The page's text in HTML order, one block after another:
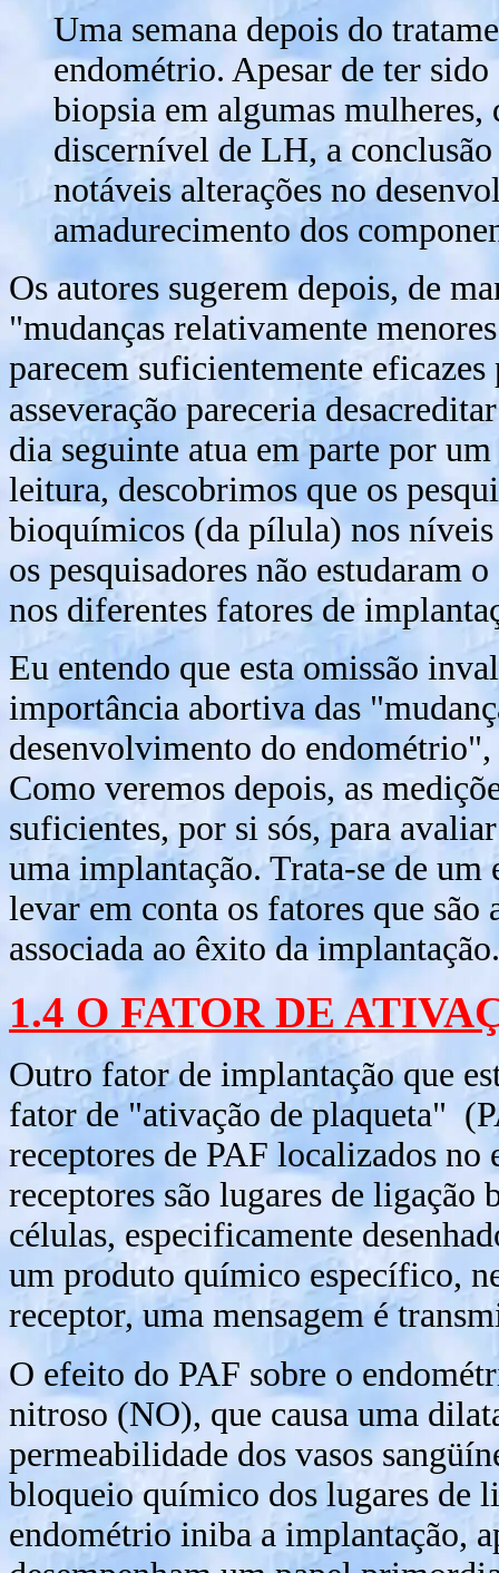
Uma semana depois do
endométrio. Apesar de ter
biopsia em algumas
discernível de LH, a
notáveis alterações no
amadurecimento dos
Os autores sugerem depois, de
"mudanças relativamente
parecem suficientemente
asseveração pareceria
dia seguinte atua em parte por
leitura, descobrimos que os
bioquímicos (da pílula) nos
os pesquisadores não estudaram
nos diferentes fatores de
Eu entendo que esta omissão
importância abortiva das
desenvolvimento do
Como veremos depois, as
suficientes, por si sós, para
uma implantação. Trata-se de um
levar em conta os fatores que são
associada ao êxito da implantação.
1.4 O FATOR DE
Outro fator de implantação que
fator de "ativação de plaqueta"
receptores de PAF localizados no
receptores são lugares de
células, especificamente
um produto químico específico,
receptor, uma mensagem é
O efeito do PAF sobre o
nitroso (NO), que causa uma
permeabilidade dos vasos
bloqueio químico dos lugares de
endométrio iniba a implantação,